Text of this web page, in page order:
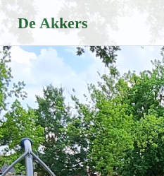
Naar
inhoud
springen
De Akkers